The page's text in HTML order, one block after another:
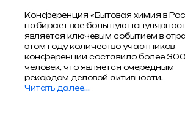
Конференция «Бытовая химия в
набирает всё большую
является ключевым событием в
этом году количество участников
конференции составило более 300
человек, что является очередным
рекордом деловой активности.
Читать далее...